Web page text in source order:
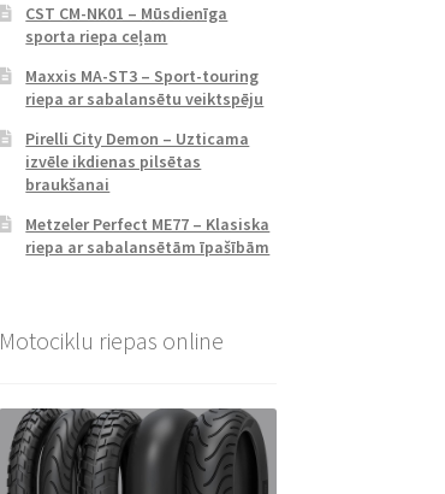
CST CM-NK01 – Mūsdienīga
sporta riepa ceļam
Maxxis MA-ST3 – Sport-touring
riepa ar sabalansētu veiktspēju
Pirelli City Demon – Uzticama
izvēle ikdienas pilsētas
braukšanai
Metzeler Perfect ME77 – Klasiska
riepa ar sabalansētām īpašībām
Motociklu riepas online